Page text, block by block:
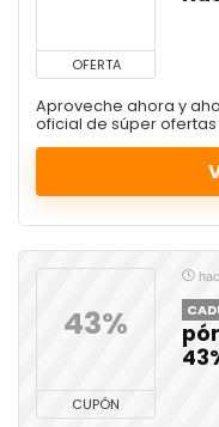
OFERTA
Aproveche ahora y
oficial de súper ofertas
43%
CUPÓN